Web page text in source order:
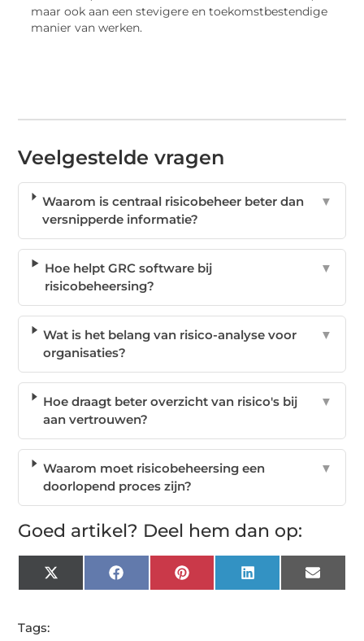
maar ook aan een stevigere en toekomstbestendige
manier van werken.
Veelgestelde vragen
Waarom is centraal risicobeheer beter dan
versnipperde informatie?
▼
Hoe helpt GRC software bij
risicobeheersing?
▼
Wat is het belang van risico-analyse voor
organisaties?
▼
Hoe draagt beter overzicht van risico's bij
aan vertrouwen?
▼
Waarom moet risicobeheersing een
doorlopend proces zijn?
▼
Goed artikel? Deel hem dan op:
X
(Twitter)
FacebookPinterest LinkedIn Email
Tags: